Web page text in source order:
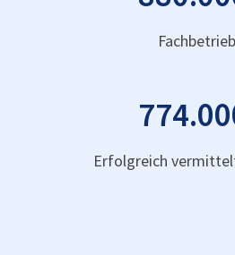
Erfolgreich